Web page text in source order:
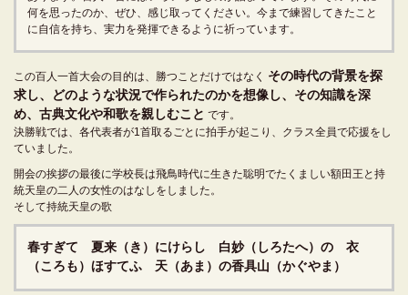
何を思ったのか、ぜひ、感じ取ってください。今まで練習してきたこと
に自信を持ち、実力を発揮できるように祈っています。
この百人一首大会の目的は、勝つことだけではなく その時代の背景を探
求し、どのような状況で作られたのかを想像し、その知識を深
め、古典文化や和歌を親しむこと です。
決勝戦では、各代表者が1首取るごとに拍手が起こり、クラス全員で応援をし
ていました。
開会の挨拶の最後に学校長は飛鳥時代に生きた聡明でたくましい額田王と持
統天皇の二人の女性のはなしをしました。
そして持統天皇の歌
春すぎて 夏来（き）にけらし 白妙（しろたへ）の 衣
（ころも）ほすてふ 天（あま）の香具山（かぐやま）